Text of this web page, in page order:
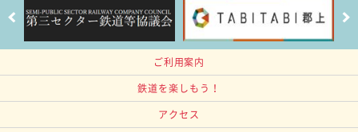
ご利用案内
鉄道を楽しもう！
アクセス